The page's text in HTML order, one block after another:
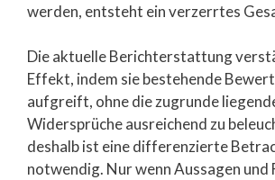
werden, entsteht ein verzerrtes
Die aktuelle Berichterstattung
Effekt, indem sie bestehende
aufgreift, ohne die zugrunde
Widersprüche ausreichend zu
deshalb ist eine differenzierte
notwendig. Nur wenn Aussagen und